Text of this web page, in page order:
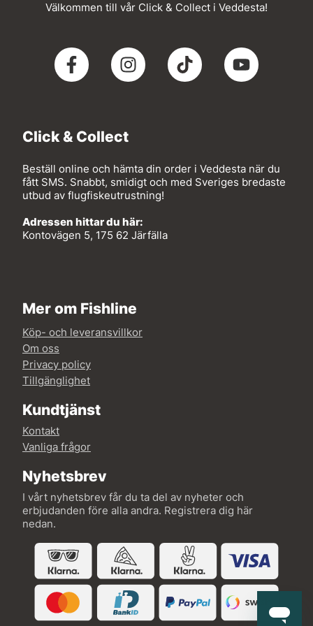
Välkommen till vår Click & Collect i Veddesta!
Click & Collect
Beställ online och hämta din order i Veddesta när du
fått SMS. Snabbt, smidigt och med Sveriges bredaste
utbud av flugfiskeutrustning!
Adressen hittar du här:
Kontovägen 5, 175 62 Järfälla
Mer om Fishline
Köp- och leveransvillkor
Om oss
Privacy policy
Tillgänglighet
Kundtjänst
Kontakt
Vanliga frågor
Nyhetsbrev
I vårt nyhetsbrev får du ta del av nyheter och
erbjudanden före alla andra. Registrera dig här
nedan.